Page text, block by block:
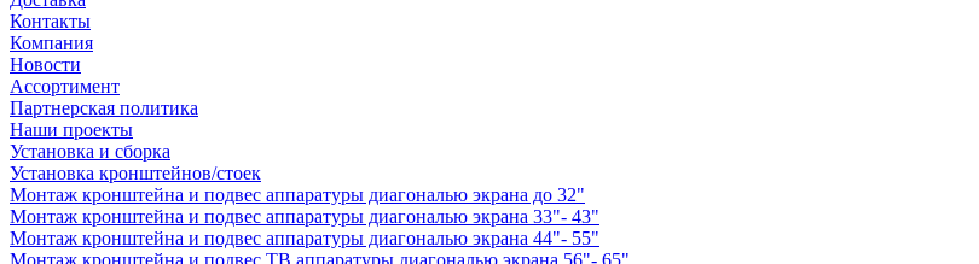
Контакты
Компания
Новости
Ассортимент
Партнерская политика
Наши проекты
Установка и сборка
Установка кронштейнов/стоек
Монтаж кронштейна и подвес аппаратуры диагональю экрана до 32"
Монтаж кронштейна и подвес аппаратуры диагональю экрана 33"- 43"
Монтаж кронштейна и подвес аппаратуры диагональю экрана 44"- 55"
Монтаж кронштейна и подвес ТВ аппаратуры диагональю экрана 56"- 65"